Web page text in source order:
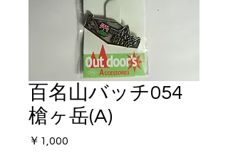
百名山バッチ054
槍ヶ岳(A)
￥1,000